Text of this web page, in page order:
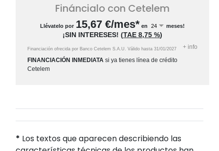
Fináncialo con Cetelem
Llévatelo por 15,67 €/mes* en meses!
¡SIN INTERESES! (TAE 8,75 %)
Financiación ofrecida por Banco Cetelem S.A.U. Válido hasta 31/01/2027 + info
FINANCIACIÓN INMEDIATA si ya tienes línea de crédito
Cetelem
* Los textos que aparecen describiendo las